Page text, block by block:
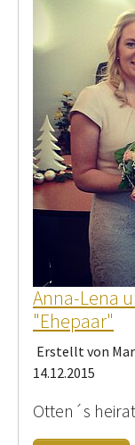
Anna-Lena
"Ehepaar"
Erstellt von
14.12.2015
Otten´s